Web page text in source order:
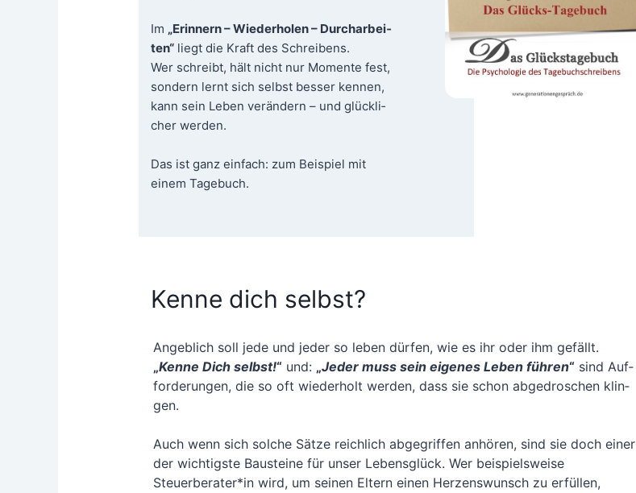
Im „Erin­nern – Wie­der­ho­len – Durch­ar­bei­
ten“ liegt die Kraft des Schrei­bens.
Wer schreibt, hält nicht nur Momen­te fest,
son­dern lernt sich selbst bes­ser ken­nen,
kann sein Leben ver­än­dern – und glück­li­
cher wer­den.
Das ist ganz ein­fach: zum Bei­spiel mit
einem Tagebuch.
Kenne dich selbst?
Angeb­lich soll jede und jeder so leben dür­fen, wie es ihr oder ihm gefällt.
„Ken­ne Dich selbst!“ und: „Jeder muss sein eige­nes Leben füh­ren“ sind Auf­
for­de­run­gen, die so oft wie­der­holt wer­den, dass sie schon abge­dro­schen klin­
gen.
Auch wenn sich sol­che Sät­ze reich­lich abge­grif­fen anhö­ren, sind sie doch einer
der wich­tigs­te Bau­stei­ne für unser Lebens­glück. Wer bei­spiels­wei­se
Steuerberater*in wird, um sei­nen Eltern einen Her­zens­wunsch zu erfül­len,